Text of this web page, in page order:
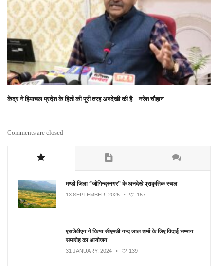
केंद्र ने हिमाचल प्रदेश के हितों की पूरी तरह अनदेखी की है – नरेश चौहान
Comments are closed
मण्डी जिला “जोगिन्द्रनगर” के अनदेखे प्राकृतिक स्थल
13 SEPTEMBER, 2025 • 157
एसजेवीएन ने किया सीएमडी नन्‍द लाल शर्मा के लिए विदाई सम्मान
समारोह का आयोजन
31 JANUARY, 2024 • 139